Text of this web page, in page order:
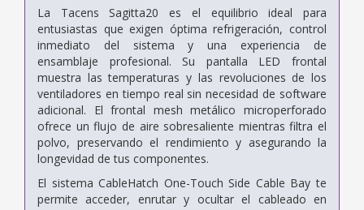
La Tacens Sagitta20 es el equilibrio ideal para
entusiastas que exigen óptima refrigeración, control
inmediato del sistema y una experiencia de
ensamblaje profesional. Su pantalla LED frontal
muestra las temperaturas y las revoluciones de los
ventiladores en tiempo real sin necesidad de software
adicional. El frontal mesh metálico microperforado
ofrece un flujo de aire sobresaliente mientras filtra el
polvo, preservando el rendimiento y asegurando la
longevidad de tus componentes.
El sistema CableHatch One-Touch Side Cable Bay te
permite acceder, enrutar y ocultar el cableado en